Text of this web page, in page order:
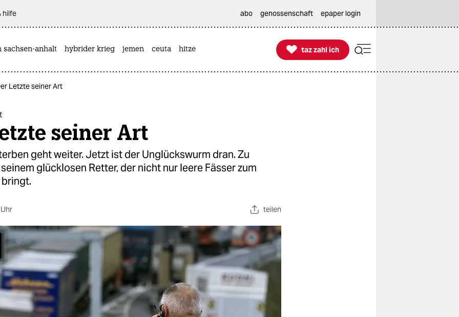
hilfe abo genossenschaft epaper login
sachsen-anhalt hybrider krieg jemen ceuta hitze 
taz zahl ich
taz zahl ich
Letzte seiner Art
seiner Art
geht weiter. Jetzt ist der Unglückswurm dran. Zu
glücklosen Retter, der nicht nur leere Fässer zum
teilen